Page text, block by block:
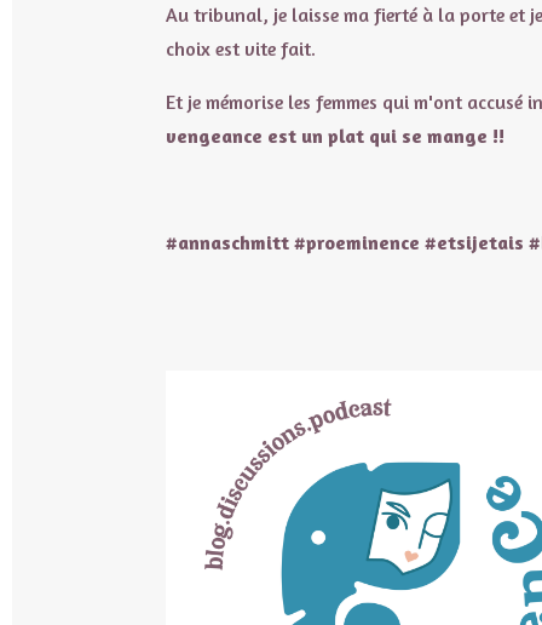
Au tribunal, je laisse ma fierté à la porte et
choix est vite fait.
Et je mémorise les femmes qui m'ont
vengeance est un plat qui se mange !!
#annaschmitt #proeminence #etsijetais